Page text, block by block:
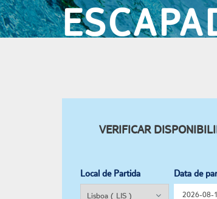
VERIFICAR
Local de Partida Data de